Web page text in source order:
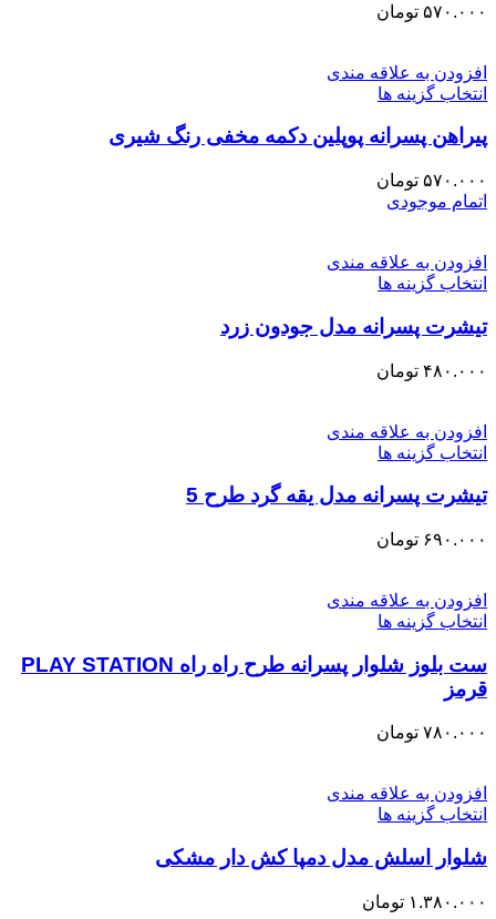
۵۷۰.۰۰۰ تومان
افزودن به علاقه مندی
انتخاب گزینه ها
پیراهن پسرانه پوپلین دکمه مخفی رنگ شیری
۵۷۰.۰۰۰ تومان
اتمام موجودی
افزودن به علاقه مندی
انتخاب گزینه ها
تیشرت پسرانه مدل جودون زرد
۴۸۰.۰۰۰ تومان
افزودن به علاقه مندی
انتخاب گزینه ها
تیشرت پسرانه مدل یقه گرد طرح 5
۶۹۰.۰۰۰ تومان
افزودن به علاقه مندی
انتخاب گزینه ها
ست بلوز شلوار پسرانه طرح راه راه PLAY STATION
قرمز
۷۸۰.۰۰۰ تومان
افزودن به علاقه مندی
انتخاب گزینه ها
شلوار اسلش مدل دمپا کش دار مشکی
۱.۳۸۰.۰۰۰ تومان